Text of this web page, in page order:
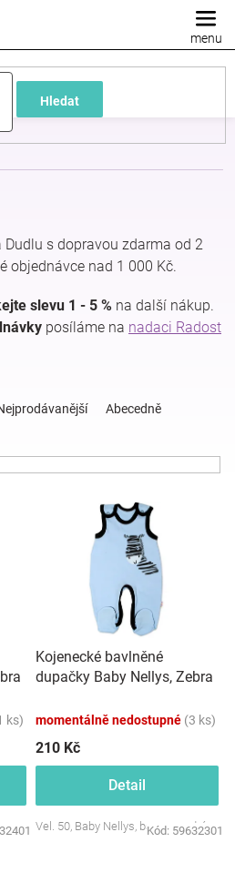
Hledat
Dudlu s dopravou zdarma od 2
objednávce nad 1 000 Kč.
slevu 1 - 5 % na další nákup.
posíláme na nadaci Radost
Abecedně
ks)
Kojenecké bavlněné
dupačky Baby Nellys, Zebra
momentálně nedostupné (3 ks)
210 Kč
Detail
Vel. 50, Baby Nellys, barva: modrá
Kód: 59632301